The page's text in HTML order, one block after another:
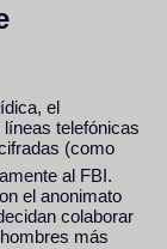
el
telefónicas
(como
al FBI.
el anonimato
colaborar
más